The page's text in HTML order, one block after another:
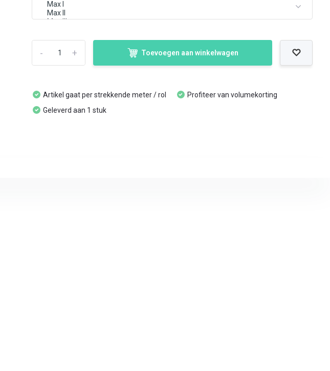
+
- Toevoegen aan winkelwagen
Artikel gaat per strekkende meter / rol
Geleverd aan 1 stuk
Profiteer van volumekorting